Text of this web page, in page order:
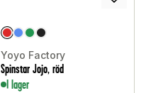
Yoyo Factory
Spinstar Jojo, röd
I lager